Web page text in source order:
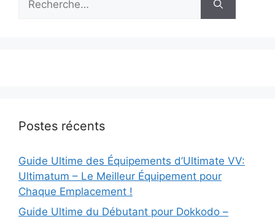
Postes récents
Guide Ultime des Équipements d’Ultimate VV:
Ultimatum – Le Meilleur Équipement pour
Chaque Emplacement !
Guide Ultime du Débutant pour Dokkodo –